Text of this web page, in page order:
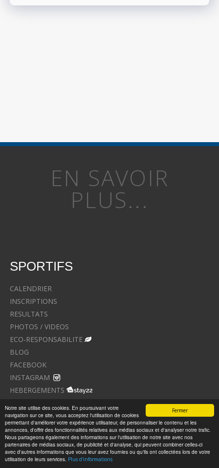
Fermer
Notre site utilise des cookies. En poursuivant votre
navigation sur ce site, vous acceptez l'utilisation de cookies
permettant d'améliorer votre expérience utilisateur, de personnaliser le contenu et les
annonces, d'offrir des fonctionnalités relatives aux médias sociaux et d'analyser notre trafic.
Nous partageons également des informations sur l'utilisation de notre site avec nos
partenaires de médias sociaux, de publicité et d'analyse, qui peuvent combiner celles-ci
avec d'autres informations que vous leur avez fournies ou qu'ils ont collectées lors de votre
utilisation de leurs services. Plus d'informations
EN SAVOIR
PLUS...
SPORTIFS
CALENDRIER
INSCRIPTIONS
RESULTATS
PHOTOS / VIDEOS
ECO-RESPONSABILITE
BLOG
FACEBOOK
INSTAGRAM
HEBERGEMENTS
CHRONOMETREURS, AGENCES
DEVENEZ PARTENAIRE